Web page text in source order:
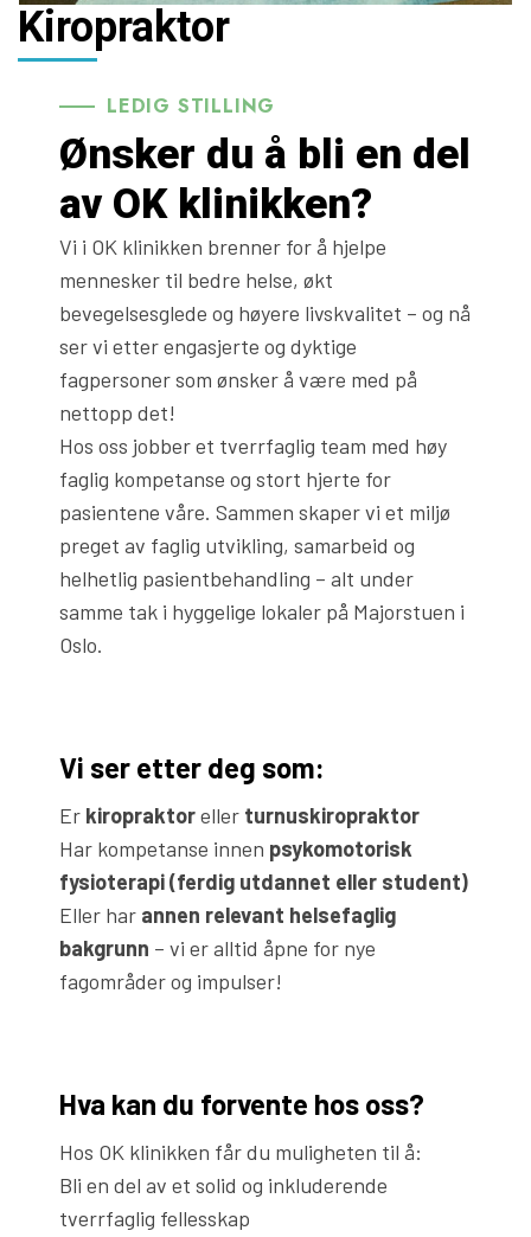
Kiropraktor
LEDIG STILLING
Ønsker du å bli en del
av OK klinikken?
Vi i OK klinikken brenner for å hjelpe
mennesker til bedre helse, økt
bevegelsesglede og høyere livskvalitet – og nå
ser vi etter engasjerte og dyktige
fagpersoner som ønsker å være med på
nettopp det!
Hos oss jobber et tverrfaglig team med høy
faglig kompetanse og stort hjerte for
pasientene våre. Sammen skaper vi et miljø
preget av faglig utvikling, samarbeid og
helhetlig pasientbehandling – alt under
samme tak i hyggelige lokaler på Majorstuen i
Oslo.
Vi ser etter deg som:
Er kiropraktoreller turnuskiropraktor
Har kompetanse innen psykomotorisk
fysioterapi (ferdig utdannet eller student)
Eller har annen relevant helsefaglig
bakgrunn – vi er alltid åpne for nye
fagområder og impulser!
Hva kan du forvente hos oss?
Hos OK klinikken får du muligheten til å:
Bli en del av et solid og inkluderende
tverrfaglig fellesskap